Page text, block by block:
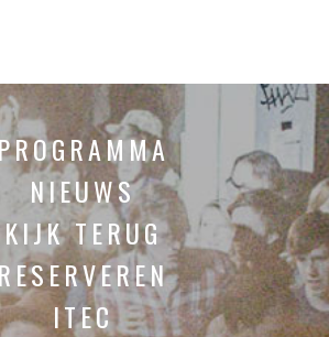
NIEUWS
KIJK TERUG
ITEC